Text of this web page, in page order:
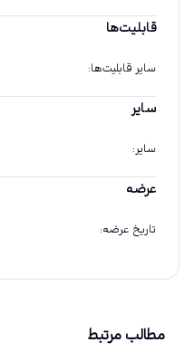
قابلیت‌ها
سایر قابلیت‌ها:
سایر
سایر:
عرضه
تاریخ عرضه:
مطالب مرتبط